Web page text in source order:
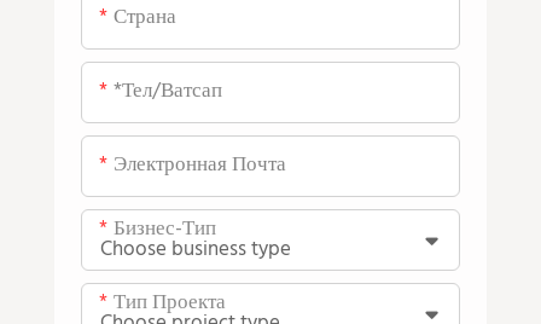
Страна
*тел/ватсап
Электронная Почта
Бизнес-Тип
Тип Проекта